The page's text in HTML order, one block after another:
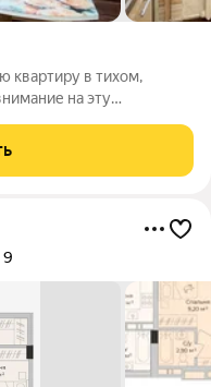
квартиру в тихом,
на эту
для отдыха.
9